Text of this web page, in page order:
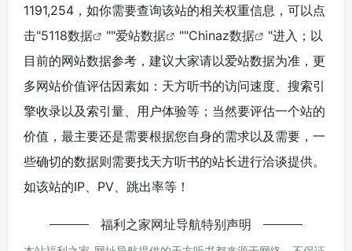
1191,254，如你需要查询该站的相关权重信息，可以点
击"5118数据 ""爱站数据 ""Chinaz数据
"进入；以
目前的网站数据参考，建议大家请以爱站数据为准，更
多网站价值评估因素如：天方听书的访问速度、搜索引
擎收录以及索引量、用户体验等；当然要评估一个站的
价值，最主要还是需要根据您自身的需求以及需要，一
些确切的数据则需要找天方听书的站长进行洽谈提供。
如该站的IP、PV、跳出率等！
福利之家网址导航特别声明